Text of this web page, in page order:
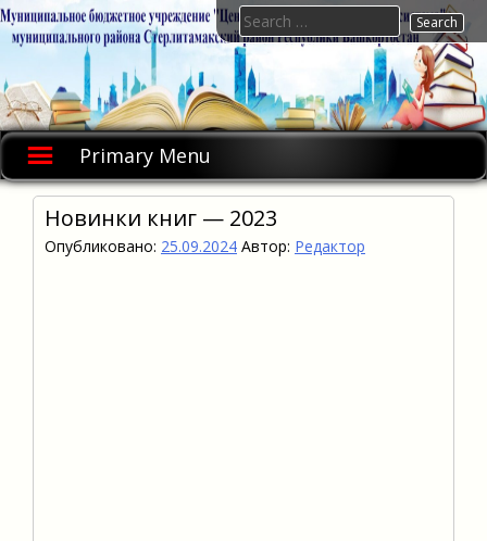
Skip
to
Primary Menu
Search
for:
Новинки книг — 2023
Опубликовано: 25.09.2024 Автор: Редактор